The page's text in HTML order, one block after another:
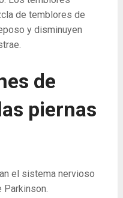
de temblores de
y disminuyen
de
piernas
el sistema nervioso
Parkinson.